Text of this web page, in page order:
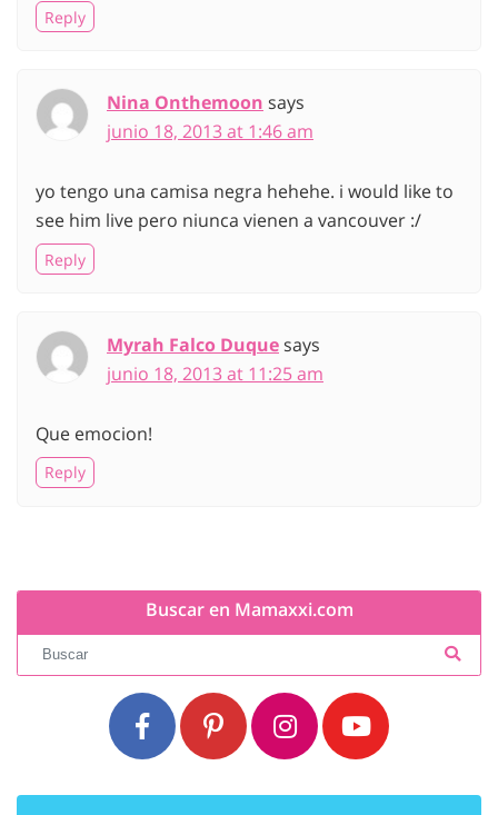
Reply
Nina Onthemoon says
junio 18, 2013 at 1:46 am
yo tengo una camisa negra hehehe. i would like to
see him live pero niunca vienen a vancouver :/
Reply
Myrah Falco Duquesays
junio 18, 2013 at 11:25 am
Que emocion!
Reply
Buscar en Mamaxxi.com